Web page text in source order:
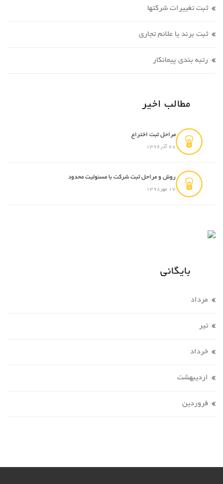
ثبت تغییرات شرکتها
ثبت برند یا علائم تجاری
رتبه بندی پیمانکار
مطالب اخیر
مراحل ثبت اختراع
28 آذر1396
روش و مراحل ثبت شرکت با مسئولیت محدود
17 مهر1398
بایگانی
مرداد
تير
خرداد
ارديبهشت
فروردين